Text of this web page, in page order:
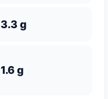
3.3 g
1.6 g